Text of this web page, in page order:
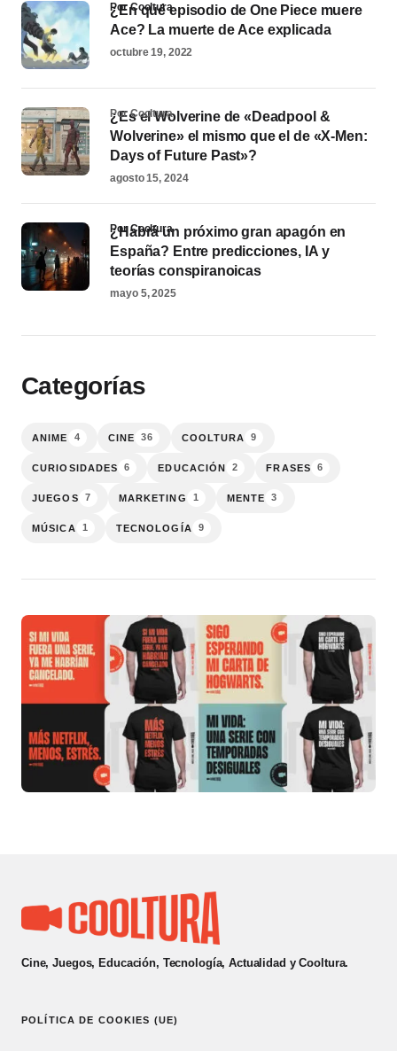
¿En qué episodio de One Piece muere
Ace? La muerte de Ace explicada
por Cooltura
octubre 19, 2022
¿Es el Wolverine de «Deadpool &
Wolverine» el mismo que el de «X-Men:
Days of Future Past»?
por Cooltura
agosto 15, 2024
¿Habrá un próximo gran apagón en
España? Entre predicciones, IA y
teorías conspiranoicas
por Cooltura
mayo 5, 2025
Categorías
ANIME 4 CINE 36 COOLTURA 9
CURIOSIDADES 6 EDUCACIÓN 2 FRASES 6
JUEGOS 7 MARKETING 1 MENTE 3
MÚSICA 1 TECNOLOGÍA 9
Cine, Juegos, Educación, Tecnología, Actualidad y Cooltura.
POLÍTICA DE COOKIES (UE)